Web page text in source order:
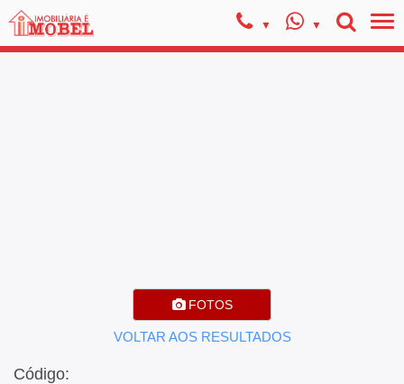
FOTOS
VOLTAR AOS RESULTADOS
Código: